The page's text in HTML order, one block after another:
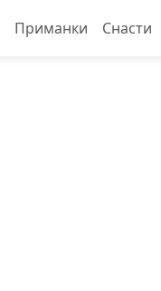
Приманки Снасти